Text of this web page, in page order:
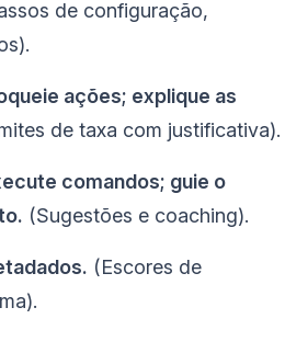
de configuração,
ações; explique as
de taxa com justificativa).
comandos; guie o
(Sugestões e coaching).
(Escores de